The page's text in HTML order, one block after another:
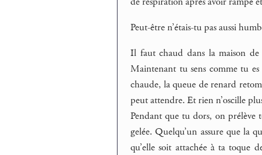
Peut-être n’étais-tu pas aussi
Il faut chaud dans la maison
Maintenant tu sens comme tu
chaude, la queue de renard
peut attendre. Et rien n’oscille
Pendant que tu dors, on prélève
gelée. Quelqu’un assure que la
qu’elle soit attachée à ta toque